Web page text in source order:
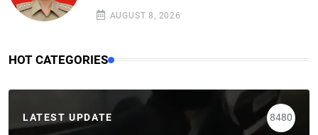
AUGUST 8, 2026
HOT CATEGORIES
LATEST UPDATE 8480